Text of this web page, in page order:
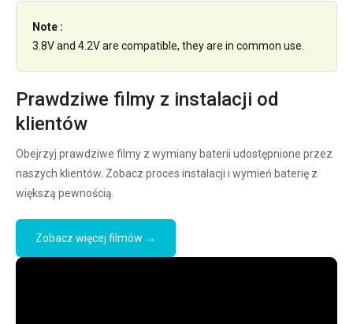
Note :
3.8V and 4.2V are compatible, they are in common use.
Prawdziwe filmy z instalacji od
klientów
Obejrzyj prawdziwe filmy z wymiany baterii udostępnione przez
naszych klientów. Zobacz proces instalacji i wymień baterię z
większą pewnością.
Zobacz więcej filmów →